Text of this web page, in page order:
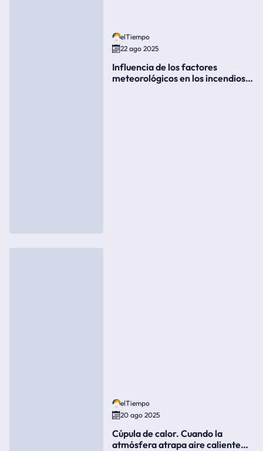
elTiempo
22 ago 2025
Influencia de los factores
meteorológicos en los incendios
elTiempo
20 ago 2025
Cúpula de calor. Cuando la
atmósfera atrapa aire caliente